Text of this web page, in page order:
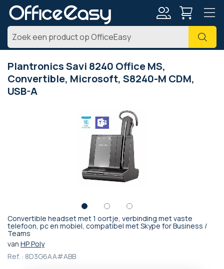
Zoek
Plantronics Savi 8240 Office MS,
Convertible, Microsoft, S8240-M CDM,
USB-A
Convertible headset met 1 oortje, verbinding met vaste
telefoon, pc en mobiel, compatibel met Skype for Business /
Teams
van HP Poly
Ref. : 8D3G6AA#ABB
Ga
naar
het
begin